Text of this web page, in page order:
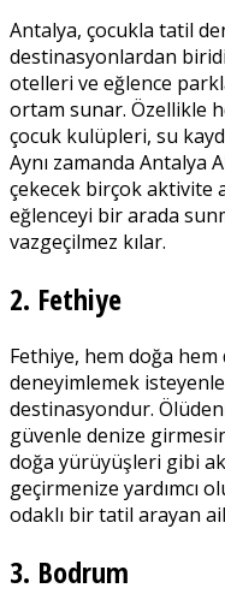
Antalya, çocukla tatil
destinasyonlardan
otelleri ve eğlence
ortam sunar. Özellikle
çocuk kulüpleri, su
Aynı zamanda Antalya
çekecek birçok aktivite
eğlenceyi bir arada
vazgeçilmez kılar.
2. Fethiye
Fethiye, hem doğa
deneyimlemek
destinasyondur.
güvenle denize
doğa yürüyüşleri gibi
geçirmenize yardımcı
odaklı bir tatil arayan
3. Bodrum